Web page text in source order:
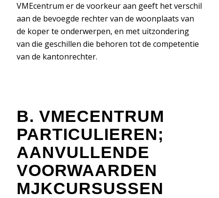
VMEcentrum er de voorkeur aan geeft het verschil
aan de bevoegde rechter van de woonplaats van
de koper te onderwerpen, en met uitzondering
van die geschillen die behoren tot de competentie
van de kantonrechter.
B. VMECENTRUM
PARTICULIEREN;
AANVULLENDE
VOORWAARDEN
MJKCURSUSSEN